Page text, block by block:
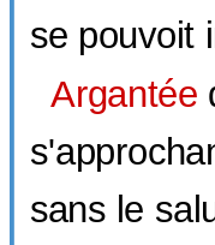
se pouvoit
Argantée
sans le